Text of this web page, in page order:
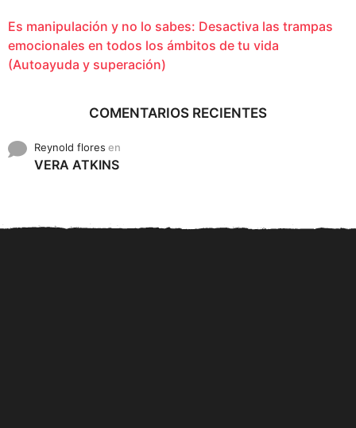
Es manipulación y no lo sabes: Desactiva las trampas
emocionales en todos los ámbitos de tu vida
(Autoayuda y superación)
COMENTARIOS RECIENTES
Reynold flores en
VERA ATKINS